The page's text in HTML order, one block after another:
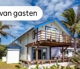
gasten
gasten